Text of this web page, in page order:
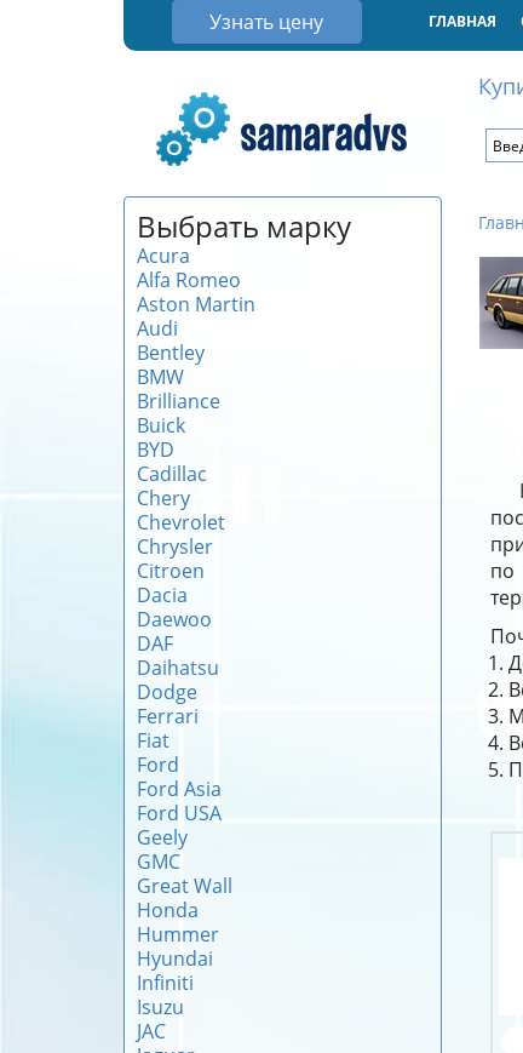
Узнать цену ГЛАВНАЯ
Выбрать марку
Acura
Alfa Romeo
Aston Martin
Audi
Bentley
BMW
Brilliance
Buick
BYD
Cadillac
Chery
Chevrolet
Chrysler
Citroen
Dacia
Daewoo
DAF
Daihatsu
Dodge
Ferrari
Fiat
Ford
Ford Asia
Ford USA
Geely
GMC
Great Wall
Honda
Hummer
Hyundai
Infiniti
Isuzu
JAC
по